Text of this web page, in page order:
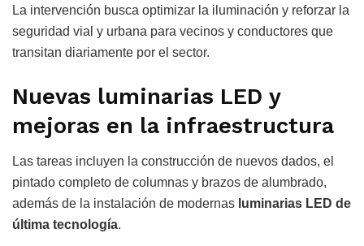
La intervención busca optimizar la iluminación y reforzar la
seguridad vial y urbana para vecinos y conductores que
transitan diariamente por el sector.
Nuevas luminarias LED y
mejoras en la infraestructura
Las tareas incluyen la construcción de nuevos dados, el
pintado completo de columnas y brazos de alumbrado,
además de la instalación de modernas luminarias LED de
última tecnología.